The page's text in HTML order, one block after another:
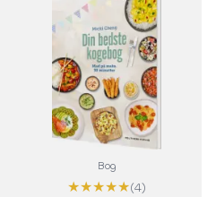
Bog
★★★★★(4)